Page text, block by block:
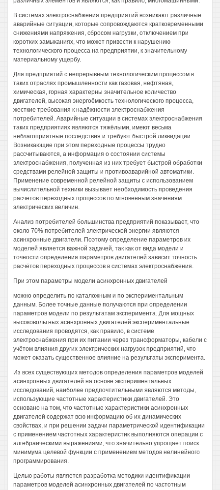
В системах электроснабжения предприятий возникают различные
аварийные ситуации, которые сопровождаются кратковременными
снижениями напряжения, сбросом нагрузки, отключением при
коротких замыканиях, что может привести к нарушению
технологического процесса на предприятии, к значительному
материальному ущербу.
Для предприятий с непрерывным технологическим процессом в
таких отраслях промышленности как газовая, нефтяная,
химическая, горная характерны значительное количество
двигателей, высокая энергоёмкость технологического процесса,
жесткие требования к надёжности электроснабжения
потребителей. Аварийные ситуации в системах электроснабжения
таких предприятиях являются тяжёлыми, имеют весьма
неблагоприятные последствия и требуют быстрой ликвидации.
Возникающие при этом переходные процессы трудно
рассчитываются, а информация о состоянии системы
электроснабжения, полученная из них требует быстрой обработки
средствами релейной защиты и противоаварийной автоматики.
Применение современной релейной защиты с использованием
вычислительной техники вызывает необходимость проведения
расчетов переходных процессов по мгновенным значениям
электрических величин.
Анализ потребителей большинства предприятий показывает, что
около 70% потребителей электрической энергии являются
асинхронные двигатели. Поэтому определение параметров их
моделей является важной задачей, так как от вида модели и
точности определения параметров двигателей зависит точность
расчётов переходных процессов в системах электроснабжения.
При этом параметры модели асинхронных двигателей
можно определить по каталожным и по экспериментальным
данным. Более точные данные получаются при определении
параметров модели по результатам эксперимента. Для мощных
высоковольтных асинхронных двигателей экспериментальные
исследования проводятся, как правило, в системе
электроснабжения при их питании через трансформаторы, кабели с
учётом влияния других электрических нагрузок предприятий, что
может оказать существенное влияние на результаты эксперимента.
Из всех существующих методов определения параметров моделей
асинхронных двигателей на основе экспериментальных
исследований, наиболее предпочтительными являются методы,
использующие частотные характеристики двигателей. Это
основано на том, что частотные характеристики асинхронных
двигателей содержат всю информацию об их динамических
свойствах, и при решении задачи параметрической идентификации
с применением частотных характеристик выполняются операции с
алгебраическими выражениями, что значительно упрощает поиск
минимума целевой функции с применением методов нелинейного
программирования.
Целью работы является разработка методики идентификации
параметров моделей асинхронных двигателей по частотным